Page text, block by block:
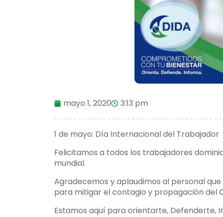
mayo 1, 2020 3:13 pm
1 de mayo: Día Internacional del Trabajador
Felicitamos a todos los trabajadores
mundial.
Agradecemos y aplaudimos al personal
para mitigar el contagio y propagación del
Estamos aquí para orientarte, Defenderte,